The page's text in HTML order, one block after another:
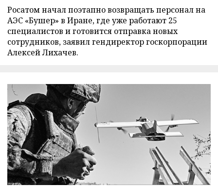
Росатом начал поэтапно возвращать персонал на
АЭС «Бушер» в Иране, где уже работают 25
специалистов и готовится отправка новых
сотрудников, заявил гендиректор госкорпорации
Алексей Лихачев.